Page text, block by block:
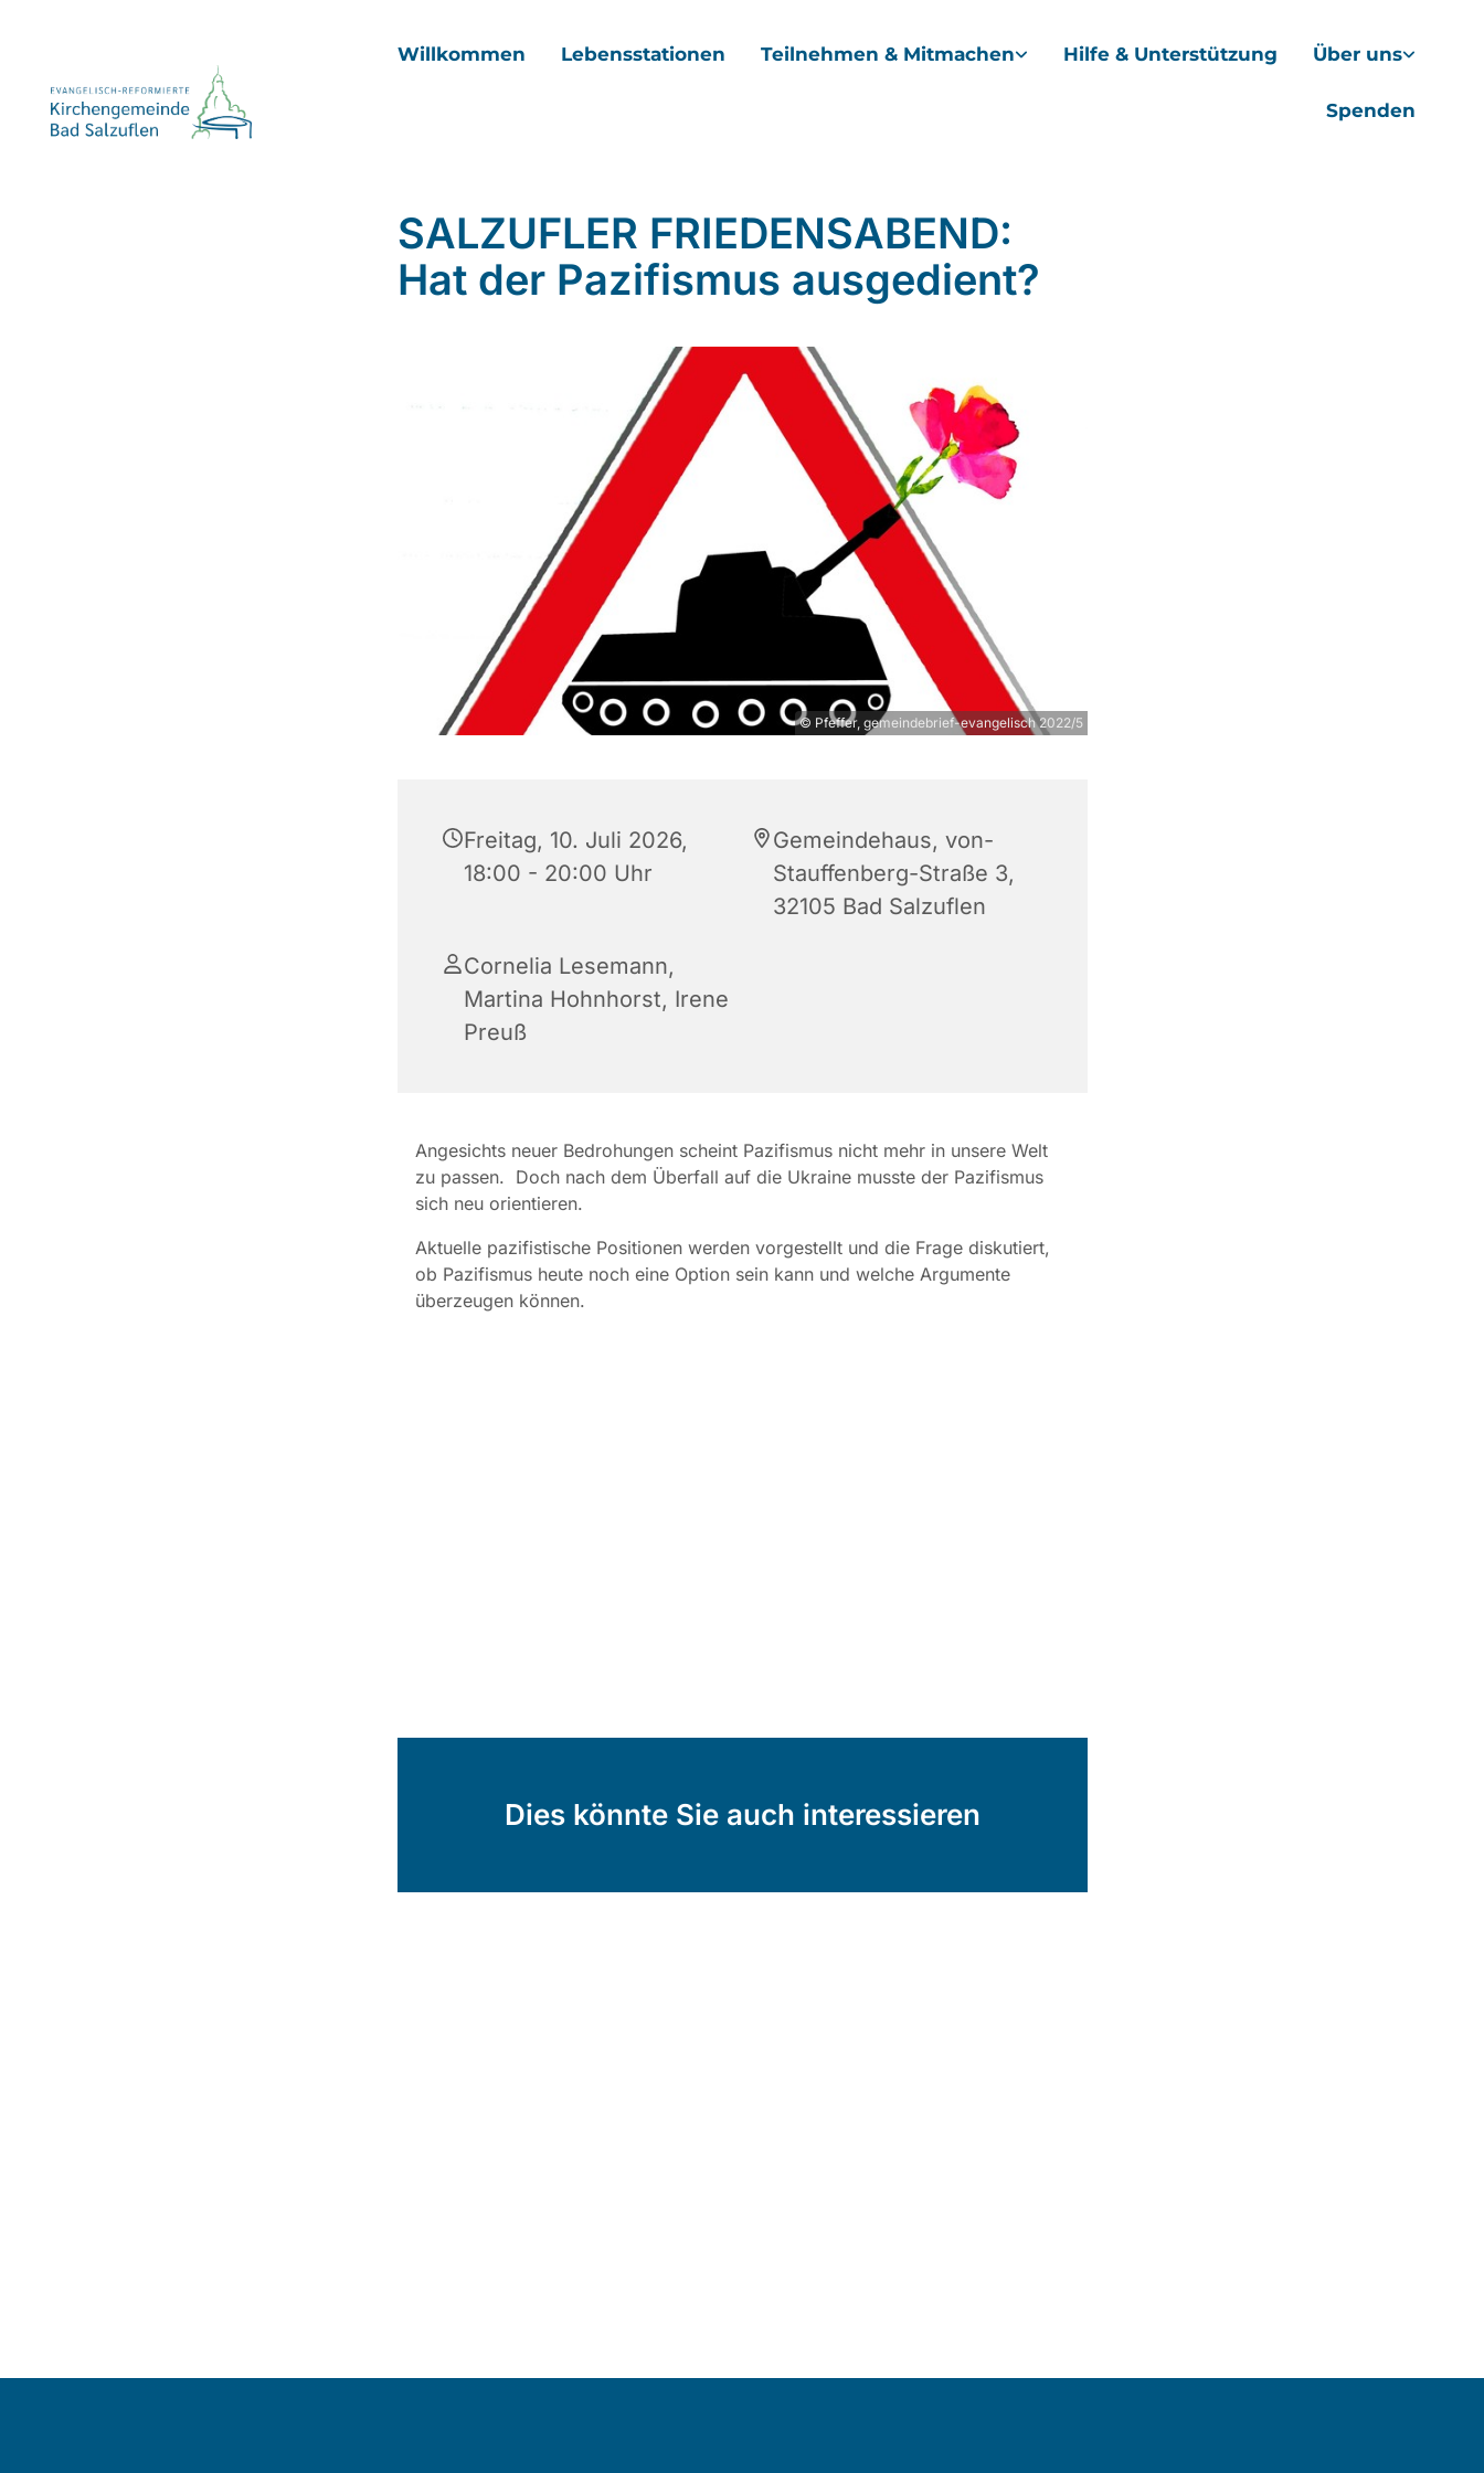
Willkommen Lebensstationen Teilnehmen & Mitmachen Hilfe & Unterstützung Über uns
Spenden
SALZUFLER FRIEDENSABEND:
Hat der Pazifismus ausgedient?
© Pfeffer, gemeindebrief-evangelisch 2022/5
Freitag, 10. Juli 2026,
18:00 - 20:00 Uhr
Gemeindehaus, von-
Stauffenberg-Straße 3,
32105 Bad Salzuflen
Cornelia Lesemann,
Martina Hohnhorst, Irene
Preuß
Angesichts neuer Bedrohungen scheint Pazifismus nicht mehr in unsere Welt
zu passen. Doch nach dem Überfall auf die Ukraine musste der Pazifismus
sich neu orientieren.
Aktuelle pazifistische Positionen werden vorgestellt und die Frage diskutiert,
ob Pazifismus heute noch eine Option sein kann und welche Argumente
überzeugen können.
Dies könnte Sie auch interessieren